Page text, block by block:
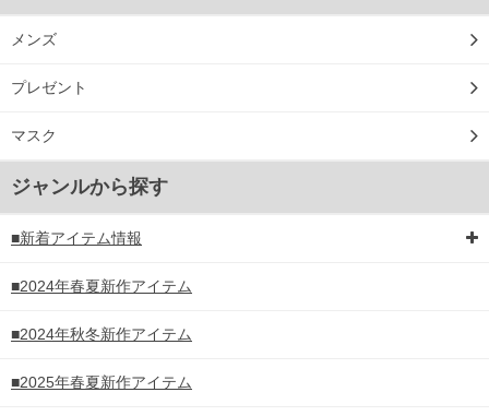
メンズ
プレゼント
マスク
ジャンルから探す
■新着アイテム情報
■2024年春夏新作アイテム
■2024年秋冬新作アイテム
■2025年春夏新作アイテム